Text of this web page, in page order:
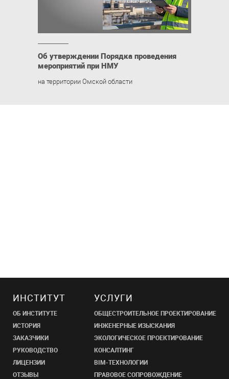
Об утверждении Порядка проведения
мероприятий при НМУ
на территории Омской области
ИНСТИТУТ
ОБ ИНСТИТУТЕ
ИСТОРИЯ
ЗАКАЗЧИКИ
РУКОВОДСТВО
ЛИЦЕНЗИИ
ОТЗЫВЫ
УСЛУГИ
ОБЩЕСТРОИТЕЛЬНОЕ ПРОЕКТИРОВАНИЕ
ИНЖЕНЕРНЫЕ ИЗЫСКАНИЯ
ЭКОЛОГИЧЕСКОЕ ПРОЕКТИРОВАНИЕ
КОНСАЛТИНГ
BIM-ТЕХНОЛОГИИ
ПРАВОВОЕ СОПРОВОЖДЕНИЕ